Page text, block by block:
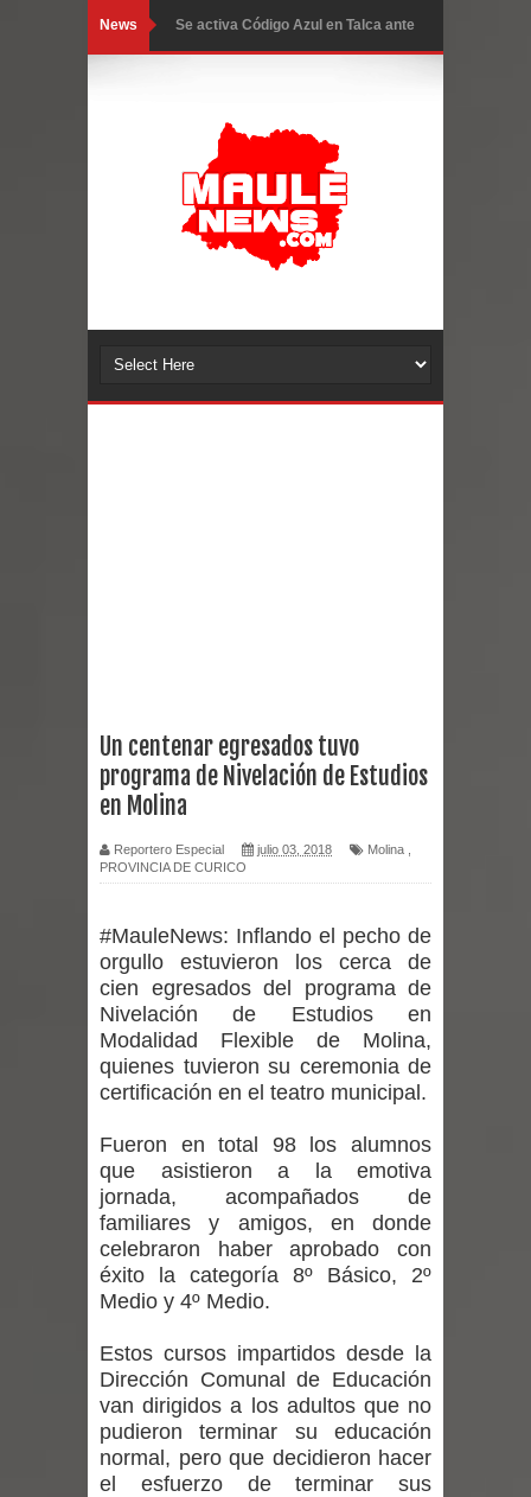
News Se activa Código Azul en Talca ante
GORE Maule figura tercero a nivel
nacional en gasto por viajes y
traslados con $133 millones
Dos internos intentaron escapar por
Temporal obliga a cerrar
equipos en la Fiesta del Chancho
Alerta por hantavirus: expertos piden
Matrimonios Linarenses Celebraron
Bodas de Oro
Departamento Comunal de Salud de
vacunación contra la Influenza y otros
virus respiratorios
Empedrado desarrolló con éxito el
Banda linarense Los Remembers
regresa de Brasil tras impulsar un
intercambio musical y pedagógico
Un centenar egresados tuvo
programa de Nivelación de Estudios
en Molina
Reportero Especial julio 03, 2018 Molina
PROVINCIA DE CURICO
#MauleNews: Inflando el pecho de
orgullo estuvieron los cerca de
cien egresados del programa de
Nivelación de Estudios en
Modalidad Flexible de Molina,
quienes tuvieron su ceremonia de
certificación en el teatro municipal.
Fueron en total 98 los alumnos
que asistieron a la emotiva
jornada, acompañados de
familiares y amigos, en donde
celebraron haber aprobado con
éxito la categoría 8º Básico, 2º
Medio y 4º Medio.
Estos cursos impartidos desde la
Dirección Comunal de Educación
van dirigidos a los adultos que no
pudieron terminar su educación
normal, pero que decidieron hacer
el esfuerzo de terminar sus